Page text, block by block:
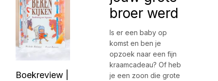
Boekreview |
broer werd
Is er een baby op
komst en ben je
opzoek naar een fijn
kraamcadeau? Of heb
je een zoon die grote